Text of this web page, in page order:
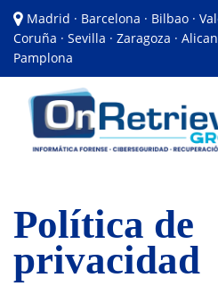
Madrid · Barcelona · Bilbao ·
Coruña · Sevilla · Zaragoza ·
Pamplona
Política de
privacidad